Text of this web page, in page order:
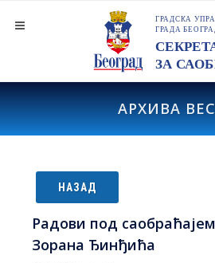
АРХИВА
НАЗАД
Радови под
Зорана Ђинђића